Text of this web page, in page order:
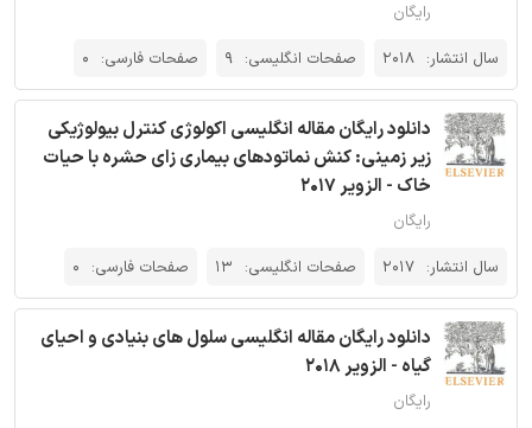
رایگان
سال انتشار: 2018 صفحات انگلیسی: 9 صفحات فارسی: 0
دانلود رایگان مقاله انگلیسی اکولوژی کنترل بیولوژیکی
زیر زمینی: کنش نماتودهای بیماری زای حشره با حیات
خاک - الزویر 2017
رایگان
سال انتشار: 2017 صفحات انگلیسی: 13 صفحات فارسی: 0
دانلود رایگان مقاله انگلیسی سلول های بنیادی و احیای
گیاه - الزویر 2018
رایگان